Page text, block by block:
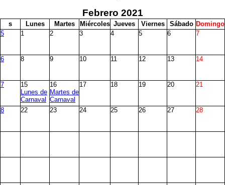
Febrero 2021
s Lunes Martes Miércoles Jueves Viernes Sábado Domingo
5
1 2 3 4 5 6 7
6 8 9 10 11 12 13 14
7
15
Lunes de
Carnaval
16
Martes de
Carnaval
17 18 19 20 21
8 22 23 24 25 26 27 28